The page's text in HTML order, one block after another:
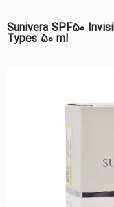
Sunivera SPF50
Types 50 ml